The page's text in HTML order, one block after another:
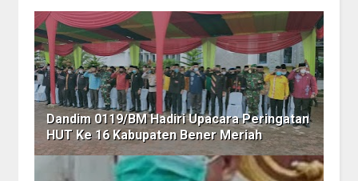
Dandim 0119/BM Hadiri Upacara Peringatan
HUT Ke 16 Kabupaten Bener Meriah